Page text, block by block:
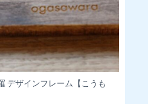
AmericanExpress/DinersClub
。
ボ払いでのお支払いはできかねま
デザインフレーム【こうも